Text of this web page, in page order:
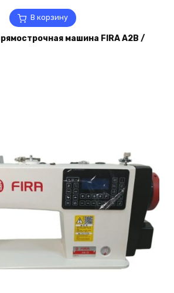
В корзину
машина FIRA A2B /